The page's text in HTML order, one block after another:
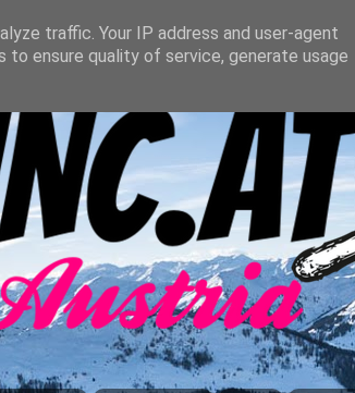
traffic. Your IP address and user-agent
ensure quality of service, generate usage